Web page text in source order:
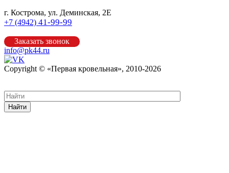
г. Кострома, ул. Деминская, 2Е
+7 (4942) 41-99-99
Заказать звонок
info@pk44.ru
Copyright © «Первая кровельная», 2010-2026
Найти